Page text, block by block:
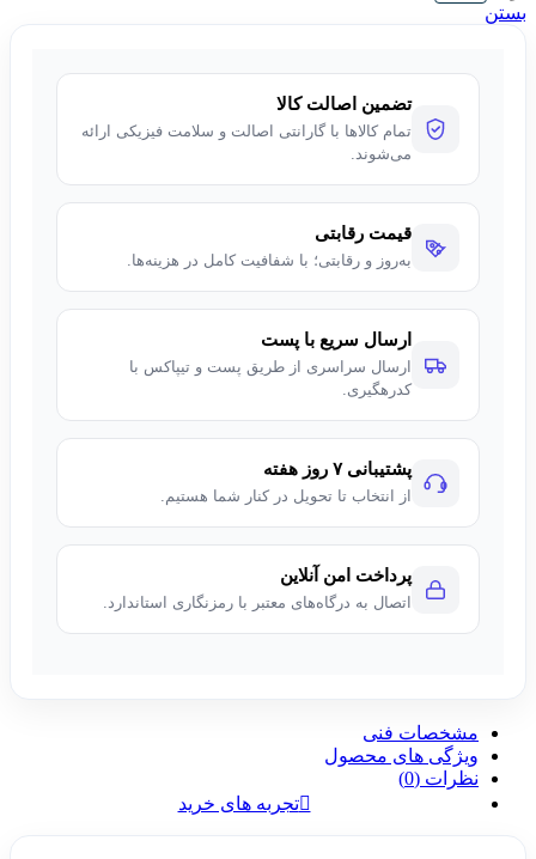
✅سیستم خنک‌کنندگی هوشمند
+ پشت ×1) برای خنک‌کاری ایده‌آل
مدیریت کابل هوشمند با کانال‌های اختصاصی و پوشش‌های
مخفی
پورت‌های جلویی پرسرعت
10Gbps)
2 × USB 3.0
بستن
تضمین اصالت کالا
تمام کالاها با گارانتی اصالت و سلامت فیزیکی ارائه
می‌شوند.
قیمت رقابتی
به‌روز و رقابتی؛ با شفافیت کامل در هزینه‌ها.
ارسال سریع با پست
ارسال سراسری از طریق پست و تیپاکس با
کدرهگیری.
پشتیبانی ۷ روز هفته
از انتخاب تا تحویل در کنار شما هستیم.
پرداخت امن آنلاین
اتصال به درگاه‌های معتبر با رمزنگاری استاندارد.
مشخصات فنی
ویژگی های محصول
نظرات (0)
تجربه های خرید